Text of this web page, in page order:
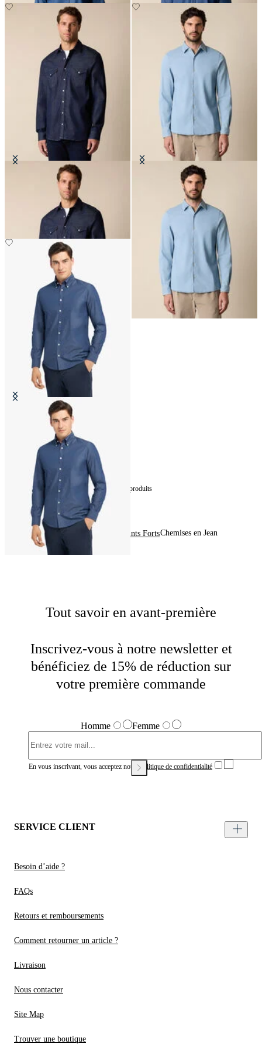
Chemise Western en Denim Slim
Chemise Slim Fit en Denim à Col
Ouvert en Tissu Mélangé Tencel
Chemise Slim Fit en Coton
produits
Home Points FortsChemises en Jean
Tout savoir en avant-première
Inscrivez-vous à notre newsletter et
bénéficiez de 15% de réduction sur
votre première commande
Homme Femme
En vous inscrivant, vous acceptez notrePolitique de confidentialité
SERVICE CLIENT
Besoin d’aide ?
FAQs
Retours et remboursements
Comment retourner un article ?
Livraison
Nous contacter
Site Map
Trouver une boutique